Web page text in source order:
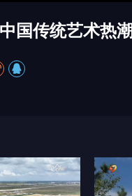
国传统艺术热潮